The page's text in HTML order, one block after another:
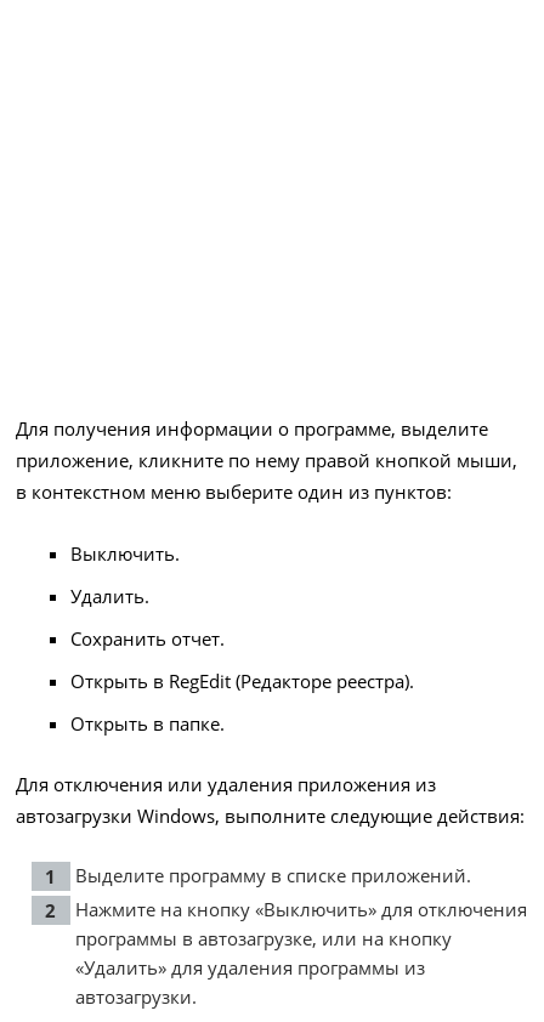
Для получения информации о программе, выделите
приложение, кликните по нему правой кнопкой мыши,
в контекстном меню выберите один из пунктов:
Выключить.
Удалить.
Сохранить отчет.
Открыть в RegEdit (Редакторе реестра).
Открыть в папке.
Для отключения или удаления приложения из
автозагрузки Windows, выполните следующие действия:
Выделите программу в списке приложений.
Нажмите на кнопку «Выключить» для отключения
программы в автозагрузке, или на кнопку
«Удалить» для удаления программы из
автозагрузки.